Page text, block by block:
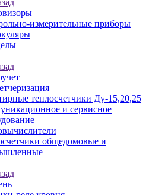
измерительные приборы
теплосчетчики Ду-15,20,25
и сервисное
общедомовые и